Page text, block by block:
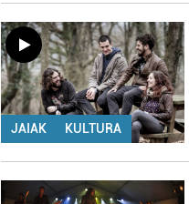
JAIAK KULTURA